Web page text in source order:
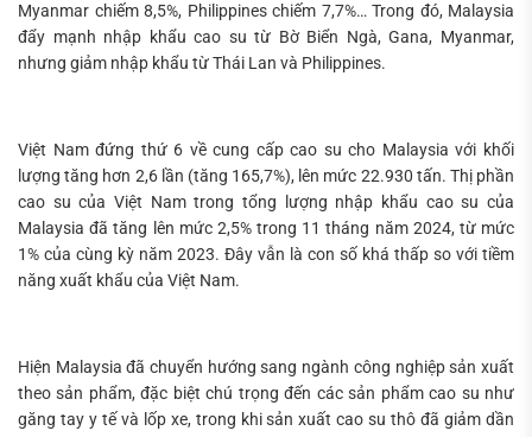
Myanmar chiếm 8,5%, Philippines chiếm 7,7%… Trong đó, Malaysia
đẩy mạnh nhập khẩu cao su từ Bờ Biển Ngà, Gana, Myanmar,
nhưng giảm nhập khẩu từ Thái Lan và Philippines.
Việt Nam đứng thứ 6 về cung cấp cao su cho Malaysia với khối
lượng tăng hơn 2,6 lần (tăng 165,7%), lên mức 22.930 tấn. Thị phần
cao su của Việt Nam trong tổng lượng nhập khẩu cao su của
Malaysia đã tăng lên mức 2,5% trong 11 tháng năm 2024, từ mức
1% của cùng kỳ năm 2023. Đây vẫn là con số khá thấp so với tiềm
năng xuất khẩu của Việt Nam.
Hiện Malaysia đã chuyển hướng sang ngành công nghiệp sản xuất
theo sản phẩm, đặc biệt chú trọng đến các sản phẩm cao su như
găng tay y tế và lốp xe, trong khi sản xuất cao su thô đã giảm dần